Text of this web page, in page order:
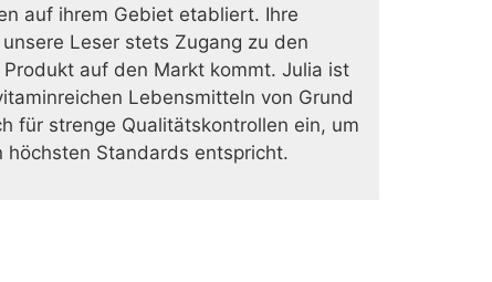
auf ihrem Gebiet etabliert. Ihre
Leser stets Zugang zu den
auf den Markt kommt. Julia ist
Lebensmitteln von Grund
für strenge Qualitätskontrollen ein, um
höchsten Standards entspricht.